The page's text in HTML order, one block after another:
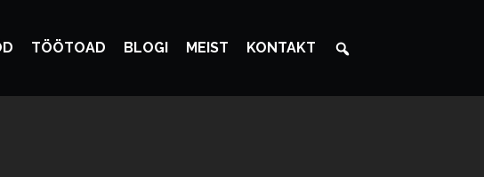
TÖÖTOAD BLOGI MEIST KONTAKT